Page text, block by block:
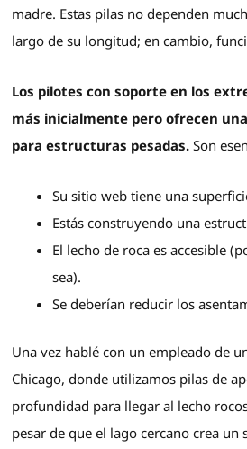
madre. Estas pilas no dependen
largo de su longitud; en cambio,
Los pilotes con soporte en los
más inicialmente pero ofrecen
para estructuras pesadas. Son
Su sitio web tiene una
Estás construyendo una
El lecho de roca es accesible
sea).
Se deberían reducir los
Una vez hablé con un empleado de
Chicago, donde utilizamos pilas de
profundidad para llegar al lecho
pesar de que el lago cercano crea un